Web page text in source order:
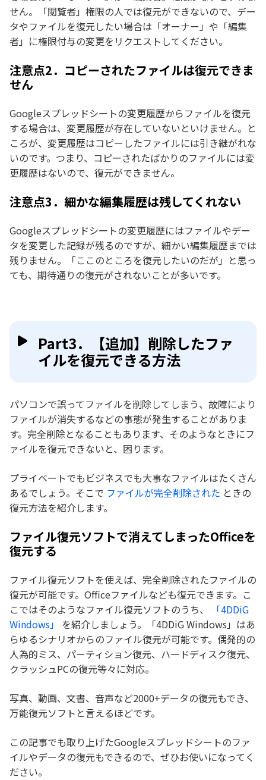
せん。「閲覧者」権限の人では復元ができないので、デー
タやファイルを復元したい場合は「オーナー」や「編集
者」に権限付与の変更をリクエストしてください。
注意点2．コピーされたファイルは復元できま
せん
Googleスプレッドシートの変更履歴からファイルを復元
する場合は、変更履歴が存在していないといけません。と
ころが、変更履歴はコピーしたファイルには引き継がれな
いのです。つまり、コピーされたばかりのファイルには変
更履歴はないので、復元ができません。
注意点3．細かな編集履歴は残してくれない
Googleスプレッドシートの変更履歴にはファイルやデー
タを変更した記録が残るのですが、細かい編集履歴までは
残りません。「ここのところを復元したいのだが」と思っ
ても、期待通りの復元がされないことが多いです。
Part3．【追加】削除したファ
イルを復元できる方法
パソコンで誤ってファイルを削除してしまう、故障により
ファイルが消失するなどの事態が発生することがありま
す。完全削除となることもあります、そのようなときにフ
ァイルを復元できないと、困ります。
プライベートでもビジネスでも大事なファイルはたくさん
あるでしょう。そこで ファイルが完全削除された ときの
復元方法を紹介します。
ファイル復元ソフトで消えてしまったOfficeを
復元する
ファイル復元ソフトを使えば、完全削除されたファイルの
復元が可能です。Officeファイルなども復元できます。こ
こではそのようなファイル復元ソフトのうち、
「4DDiG
Windows」
を紹介しましょう。「4DDiG Windows」はあ
らゆるシナリオからのファイル復元が可能です。偶発的の
人為的ミス、パーティション復元、ハードディスク復元、
クラッシュPCの復元等々に対応。
写真、動画、文書、音声など2000+データの復元もでき、
万能復元ソフトと言えるほどです。
この記事でも取り上げたGoogleスプレッドシートのファ
イルやデータの復元もできるので、ぜひお使いになってく
ださい。